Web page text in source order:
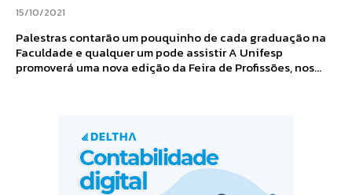
15/10/2021
Palestras contarão um pouquinho de cada graduação na
Faculdade e qualquer um pode assistir A Unifesp
promoverá uma nova edição da Feira de Profissões, nos...